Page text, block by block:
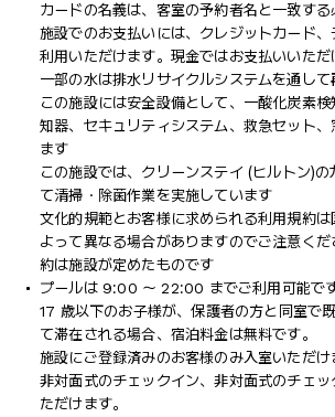
カードの名義は、客室の予約者名と一致す
施設でのお支払いには、クレジットカード
利用いただけます。現金ではお支払いいただ
一部の水は排水リサイクルシステムを通し
この施設には安全設備として、一酸化炭素
知器、セキュリティシステム、救急セット
ます
この施設では、クリーンステイ (ヒルトン)の
て清掃・除菌作業を実施しています
文化的規範とお客様に求められる利用規約
よって異なる場合がありますのでご注意く
約は施設が定めたものです
プールは 9:00 ～ 22:00 までご利用可能です
17 歳以下のお子様が、保護者の方と同室で
て滞在される場合、宿泊料金は無料です。
施設にご登録済みのお客様のみ入室いただけ
非対面式のチェックイン、非対面式のチェ
ただけます。